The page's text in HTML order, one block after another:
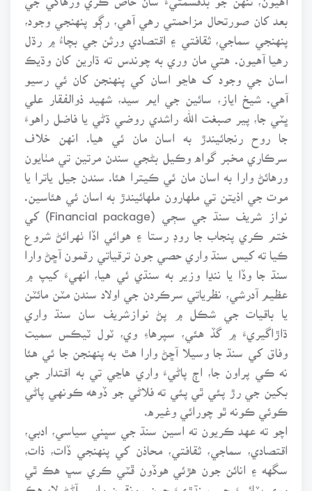
بعد کان صورتحال مزاحمتي رهي آهي، رڳو پنهنجي وجود،
پنهنجي سماجي، ثقافتي ۽ اقتصادي ورثن جي بچاءُ ۾ رڌل
رهيا آهيون. هتي مان وري به چوندس ته ڌارين کان وڌيڪ
اسان جي وجود ک هاڃو اسان کي پنهنجن کان ئي رسيو
آهي. شيخ اياز، سائين جي ايم سيد، شهيد ذوالفقار علي
ڀٽي جا، پير صبغت الله راشدي روضي ڌڻي يا فاضل راهوءَ
جا روح رنجائيندڙ به اسان مان ئي هيا. انهن خلاف
سرڪاري مخبر گواه وڪيل بڻجي سندن مرتين تي مٺايون
ورهائڻ وارا به اسان مان ئي ڪيترا هئا. سندن جيل ياترا يا
موت جي اذيتن تي ملهارون ملهائيندڙ به اسان ئي هئاسين.
نواز شريف سنڌ جي سڄي (Financial package) کي
ختم ڪري پنجاب جا روڊ رستا ۽ هوائي اڏا ٺهرائڻ شروع
ڪيا ته کيس سنڌ واري حصي جون ترقياتي رقمون آڇڻ وارا
سنڌ جا وڏا يا ننڍا وزير به سنڌي ئي هيا، انهيءَ کيپ ۾
عظيم آدرشي، نظرياتي سرڪردن جي اولاد سندن مٽن مائٽن
يا باقيات جي شڪل ۾ پڻ نوازشريف سان سنڌ واري
ڌاڙاگيريءَ ۾ گڏ هئي، سپرهاءِ وي، ٽول ٽيڪس سميت
وفاق کي سنڌ جا وسيلا آڇڻ وارا هٿ به پنهنجن جا ئي هئا
نه ڪي پراون جا، اڄ پاڻيءَ واري هاڃي تي به اقتدار جي
بکين جي رڙ پئي ٿي پئي ته فلاڻي جو ڏوهه ڪونهي پاڻي
ڪوئي ڪونه ٿو چورائي وغيره.
اچو ته عهد ڪريون ته اسين سنڌ جي سڀني سياسي، ادبي،
اقتصادي، سماجي، ثقافتي، محاذن کي پنهنجي ڏات، ذات،
سگهه ۽ انائن جون هڙئي هوڏون ڦٽي ڪري سڀ هڪ ٿي
وري ڀٽائيءَ جي سنڌڙيءَ جون رونقون واپس آڻڻ لاءِ هڪ